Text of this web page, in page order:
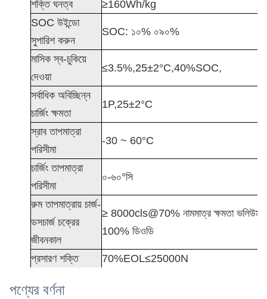
শক্তি ঘনত্ব
≥160Wh/kg
SOC উইন্ডো
সুপারিশ করুন
SOC: ১০% ০৯০%
মাসিক স্ব-চুকিয়ে
দেওয়া
≤3.5%,25±2°C,40%SOC,
সর্বাধিক অবিচ্ছিন্ন
চার্জিং ক্ষমতা
1P,25±2°C
স্রাব তাপমাত্রা
পরিসীমা
-30 ~ 60°C
চার্জিং তাপমাত্রা
পরিসীমা
০-৬০°সি
রুম তাপমাত্রায় চার্জ-
ডসচার্জ চক্রের
জীবনকাল
≥ 8000cls@70% নামমাত্র ক্ষমতা ভলিউম,
100% ডিওডি
প্রসারণ শক্তি 70%EOL≤25000N
পণ্যের বর্ণনা